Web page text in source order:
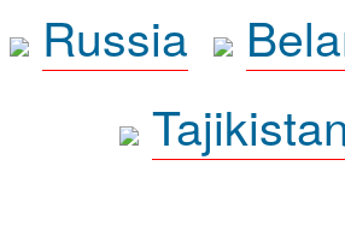
Russia
Tajikistan